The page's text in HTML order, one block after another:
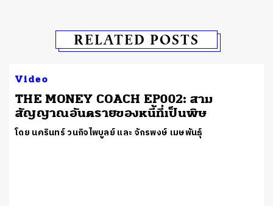
RELATED POSTS
Video
THE MONEY COACH EP002: สาม
สัญญาณอันตรายของหนี้ที่เป็นพิษ
โดย นครินทร์ วนกิจไพบูลย์ และ จักรพงษ์ เมษพันธุ์